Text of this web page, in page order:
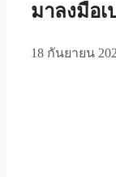
มาลงมือ
18 กันยายน